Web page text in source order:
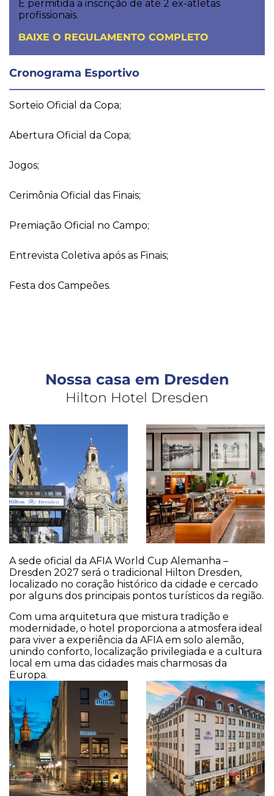
É permitida a inscrição de até 2 ex-atletas
profissionais.
BAIXE O REGULAMENTO COMPLETO
Cronograma Esportivo
Sorteio Oficial da Copa;
Abertura Oficial da Copa;
Jogos;
Cerimônia Oficial das Finais;
Premiação Oficial no Campo;
Entrevista Coletiva após as Finais;
Festa dos Campeões.
Nossa casa em Dresden
Hilton Hotel Dresden
A sede oficial da AFIA World Cup Alemanha –
Dresden 2027 será o tradicional Hilton Dresden,
localizado no coração histórico da cidade e cercado
por alguns dos principais pontos turísticos da região.
Com uma arquitetura que mistura tradição e
modernidade, o hotel proporciona a atmosfera ideal
para viver a experiência da AFIA em solo alemão,
unindo conforto, localização privilegiada e a cultura
local em uma das cidades mais charmosas da
Europa.